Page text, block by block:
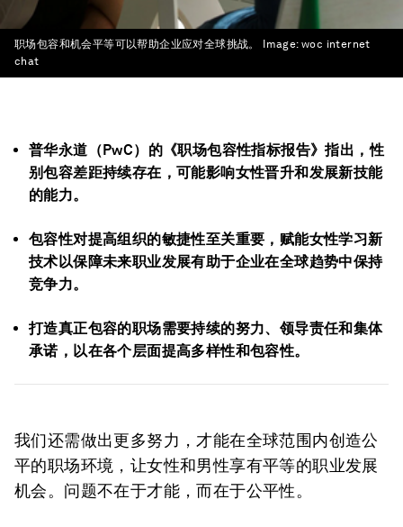
职场包容和机会平等可以帮助企业应对全球挑战。 Image:woc internet
chat
普华永道（PwC）的《职场包容性指标报告》指出，性
别包容差距持续存在，可能影响女性晋升和发展新技能
的能力。
包容性对提高组织的敏捷性至关重要，赋能女性学习新
技术以保障未来职业发展有助于企业在全球趋势中保持
竞争力。
打造真正包容的职场需要持续的努力、领导责任和集体
承诺，以在各个层面提高多样性和包容性。
我们还需做出更多努力，才能在全球范围内创造公
平的职场环境，让女性和男性享有平等的职业发展
机会。问题不在于才能，而在于公平性。